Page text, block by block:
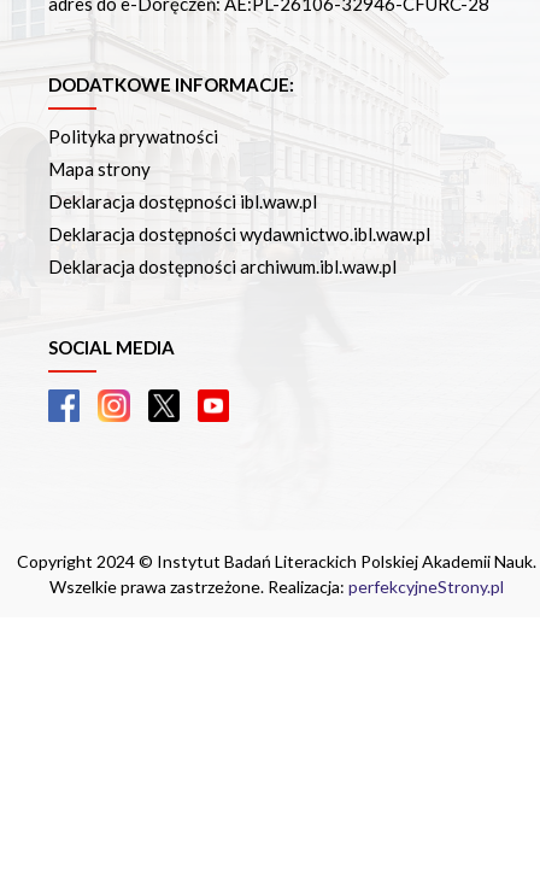
DODATKOWE INFORMACJE:
Polityka prywatności
Mapa strony
Deklaracja dostępności ibl.waw.pl
Deklaracja dostępności wydawnictwo.ibl.waw.pl
Deklaracja dostępności archiwum.ibl.waw.pl
SOCIAL MEDIA
Copyright 2024 © Instytut Badań Literackich Polskiej Akademii Nauk.
Wszelkie prawa zastrzeżone. Realizacja: perfekcyjneStrony.pl